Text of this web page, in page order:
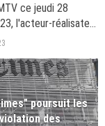
ce jeudi 28
l'acteur-réalisateur
de sa
du cinéma.
poursuit les
des